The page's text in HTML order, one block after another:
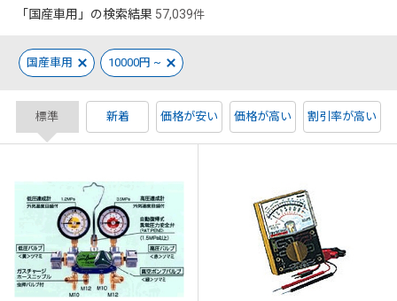
「国産車用」の検索結果 57,039件
国産車用 10000円 ~
標準 新着 価格が安い 価格が高い 割引率が高い